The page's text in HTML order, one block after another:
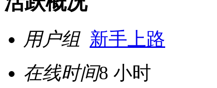
用户组 新手上路
在线时间8 小时